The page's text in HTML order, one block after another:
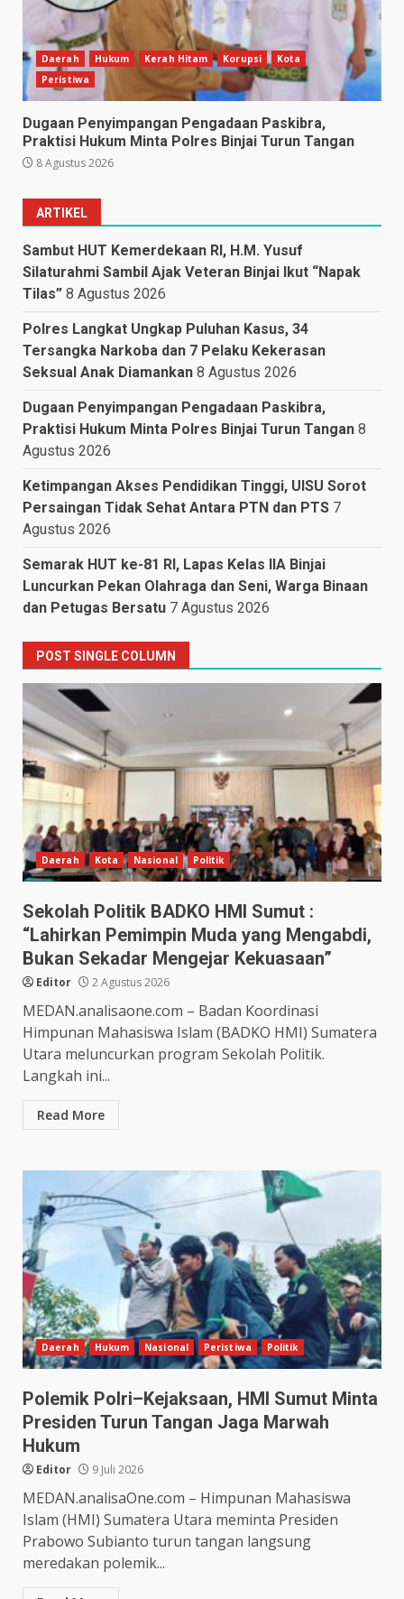
Daerah Hukum Kerah Hitam Korupsi
Kota
Peristiwa
Dugaan Penyimpangan Pengadaan Paskibra,
Praktisi Hukum Minta Polres Binjai Turun Tangan
8 Agustus 2026
ARTIKEL
Sambut HUT Kemerdekaan RI, H.M. Yusuf
Silaturahmi Sambil Ajak Veteran Binjai Ikut “Napak
Tilas” 8 Agustus 2026
Polres Langkat Ungkap Puluhan Kasus, 34
Tersangka Narkoba dan 7 Pelaku Kekerasan
Seksual Anak Diamankan 8 Agustus 2026
Dugaan Penyimpangan Pengadaan Paskibra,
Praktisi Hukum Minta Polres Binjai Turun Tangan 8
Agustus 2026
Ketimpangan Akses Pendidikan Tinggi, UISU Sorot
Persaingan Tidak Sehat Antara PTN dan PTS 7
Agustus 2026
Semarak HUT ke-81 RI, Lapas Kelas IIA Binjai
Luncurkan Pekan Olahraga dan Seni, Warga Binaan
dan Petugas Bersatu 7 Agustus 2026
POST SINGLE COLUMN
Daerah Kota Nasional Politik
Sekolah Politik BADKO HMI Sumut :
“Lahirkan Pemimpin Muda yang Mengabdi,
Bukan Sekadar Mengejar Kekuasaan”
Editor 2 Agustus 2026
MEDAN.analisaone.com – Badan Koordinasi
Himpunan Mahasiswa Islam (BADKO HMI) Sumatera
Utara meluncurkan program Sekolah Politik.
Langkah ini...
Read More
Daerah Hukum Nasional Peristiwa Politik
Polemik Polri–Kejaksaan, HMI Sumut Minta
Presiden Turun Tangan Jaga Marwah
Hukum
Editor 9 Juli 2026
MEDAN.analisaOne.com – Himpunan Mahasiswa
Islam (HMI) Sumatera Utara meminta Presiden
Prabowo Subianto turun tangan langsung
meredakan polemik...